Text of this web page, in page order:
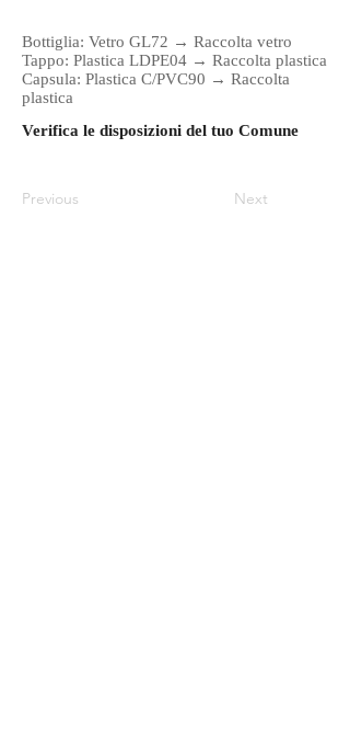
Bottiglia: Vetro GL72 → Raccolta vetro
Tappo: Plastica LDPE04 → Raccolta plastica
Capsula: Plastica C/PVC90 → Raccolta
plastica
Verifica le disposizioni del tuo Comune
Previous Next